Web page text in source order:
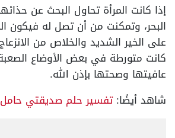
إذا كانت المرأة تحاول البحث عن
البحر، وتمكنت من أن تصل له فيكون
على الخير الشديد والخلاص من
كانت متورطة في بعض الأوضاع
عافيتها وصحتها بإذن الله.
شاهد أيضًا:تفسير حلم صديقتي حامل